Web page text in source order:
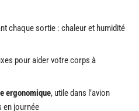
chaque sortie : chaleur et humidité
pour aider votre corps à
ergonomique, utile dans l’avion
en journée